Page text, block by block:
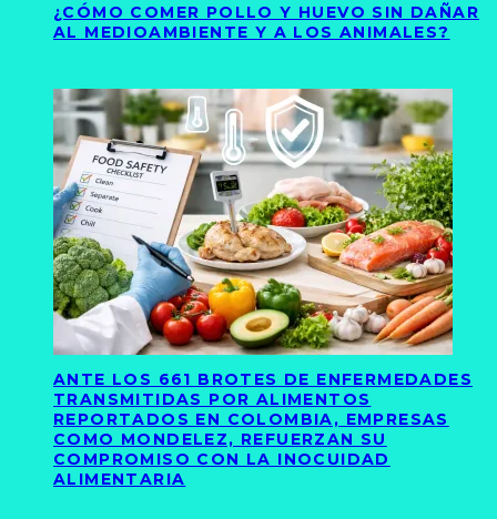
¿CÓMO COMER POLLO Y HUEVO SIN DAÑAR
AL MEDIOAMBIENTE Y A LOS ANIMALES?
ANTE LOS 661 BROTES DE ENFERMEDADES
TRANSMITIDAS POR ALIMENTOS
REPORTADOS EN COLOMBIA, EMPRESAS
COMO MONDELEZ, REFUERZAN SU
COMPROMISO CON LA INOCUIDAD
ALIMENTARIA